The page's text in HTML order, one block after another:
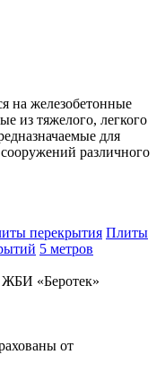
на железобетонные
из тяжелого, легкого
для
различного
перекрытия Плиты
5 метров
ЖБИ «Беротек»
от